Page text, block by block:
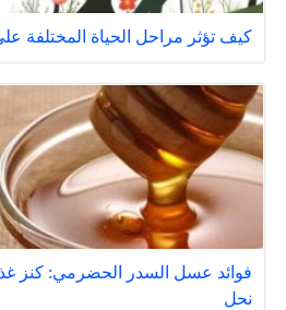
كيف تؤثر مراحل الحياة المختلفة
فوائد عسل السدر الحضرمي: كنز
نحل